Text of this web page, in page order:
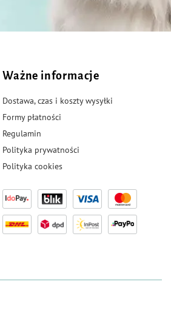
Ważne informacje
Dostawa, czas i koszty wysyłki
Formy płatności
Regulamin
Polityka prywatności
Polityka cookies